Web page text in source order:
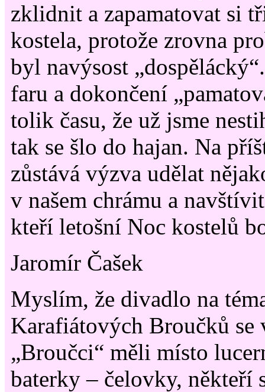
zklidnit a zapamatovat si
kostela, protože zrovna
byl navýsost
faru a dokončení
tolik času, že už jsme
tak se šlo do hajan. Na
zůstává výzva udělat
v našem chrámu a
kteří letošní Noc kostelů
Jaromír Čašek
Myslím, že divadlo na
Karafiátových Broučků se
„Broučci“ měli místo
baterky – čelovky, někteří